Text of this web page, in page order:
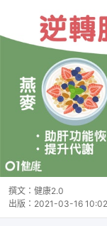
撰文： 健康2.0
出版： 2021-03-16 10:02